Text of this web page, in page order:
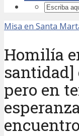
Misa en Santa
Homilía
pero en